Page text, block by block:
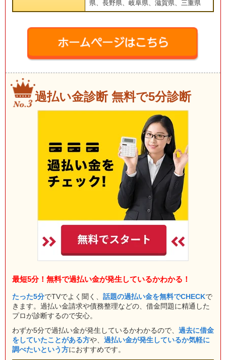
県、長野県、岐阜県、滋賀県、三重県
過払い金診断 無料で5分診断
最短5分！無料で過払い金が発生しているかわかる！
たった5分でTVでよく聞く、 話題の過払い金を無料でCHECKで
きます。過払い金請求や債務整理などの、借金問題に精通した
プロが診断するので安心。
わずか5分で過払い金が発生しているかわかるので、 過去に借金
をしていたことがある方や、 過払い金が発生しているか気軽に
調べたいという方におすすめです。